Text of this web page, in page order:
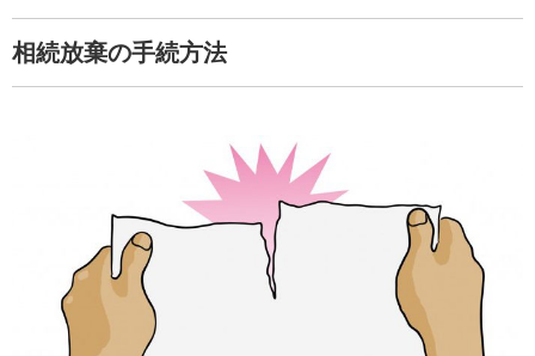
相続放棄の手続方法